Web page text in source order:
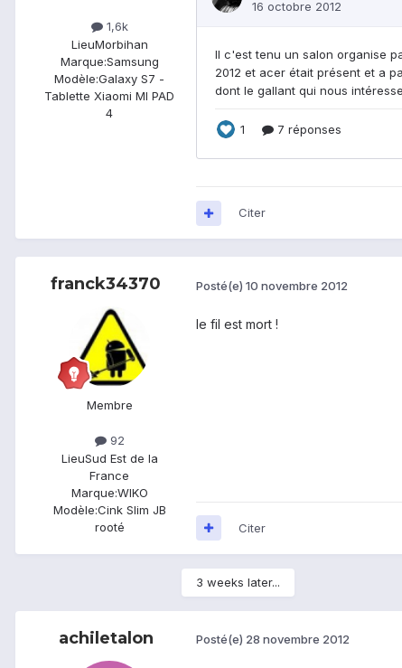
1,6k
LieuMorbihan
Marque:Samsung
Modèle:Galaxy S7 -
Tablette Xiaomi MI PAD
4
Citer
franck34370
Membre
92
LieuSud Est de la
France
Marque:WIKO
Modèle:Cink Slim JB
rooté
Posté(e) 10 novembre 2012
le fil est mort !
Citer
3 weeks later...
achiletalon Posté(e) 28 novembre 2012